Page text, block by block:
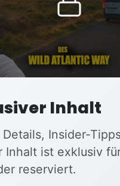
Inhalt
Insider-
Inhalt ist exklusiv
reserviert.